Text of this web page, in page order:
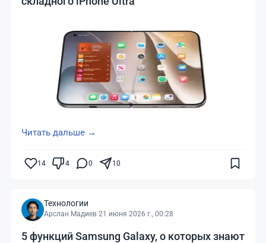
Читать дальше →
14 4 0 10
Технологии
Арслан Мадиев·21 июня 2026 г., 00:28
5 функций Samsung Galaxy, о которых знают